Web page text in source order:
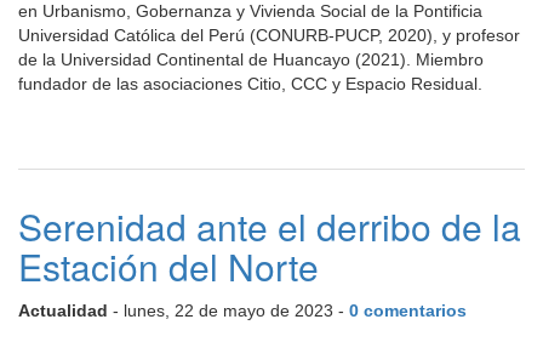
en Urbanismo, Gobernanza y Vivienda Social de la Pontificia
Universidad Católica del Perú (CONURB-PUCP, 2020), y profesor
de la Universidad Continental de Huancayo (2021). Miembro
fundador de las asociaciones Citio, CCC y Espacio Residual.
Serenidad ante el derribo de la
Estación del Norte
Actualidad - lunes, 22 de mayo de 2023 - 0 comentarios